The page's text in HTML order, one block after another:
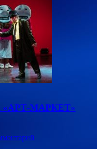
«АРТ-МАРКЕТ»